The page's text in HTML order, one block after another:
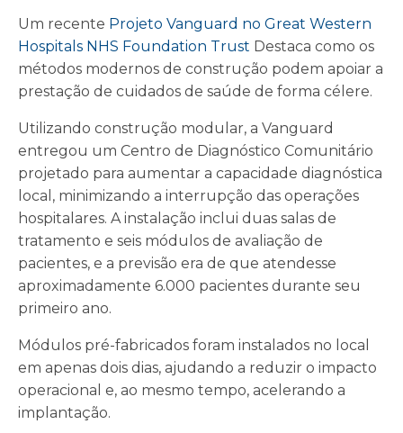
Um recente Projeto Vanguard no Great Western
Hospitals NHS Foundation Trust Destaca como os
métodos modernos de construção podem apoiar a
prestação de cuidados de saúde de forma célere.
Utilizando construção modular, a Vanguard
entregou um Centro de Diagnóstico Comunitário
projetado para aumentar a capacidade diagnóstica
local, minimizando a interrupção das operações
hospitalares. A instalação inclui duas salas de
tratamento e seis módulos de avaliação de
pacientes, e a previsão era de que atendesse
aproximadamente 6.000 pacientes durante seu
primeiro ano.
Módulos pré-fabricados foram instalados no local
em apenas dois dias, ajudando a reduzir o impacto
operacional e, ao mesmo tempo, acelerando a
implantação.